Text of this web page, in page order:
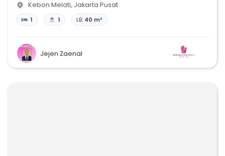
Kebon Melati, Jakarta Pusat
1 1 LB: 40 m²
Jejen Zaenal